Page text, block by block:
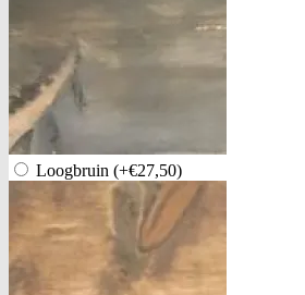
Loogbruin (+€27,50)